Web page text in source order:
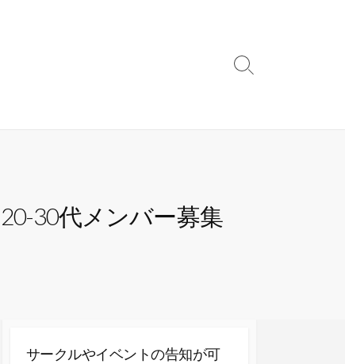
検
30代メンバー募集
サークルやイベントの告知が可